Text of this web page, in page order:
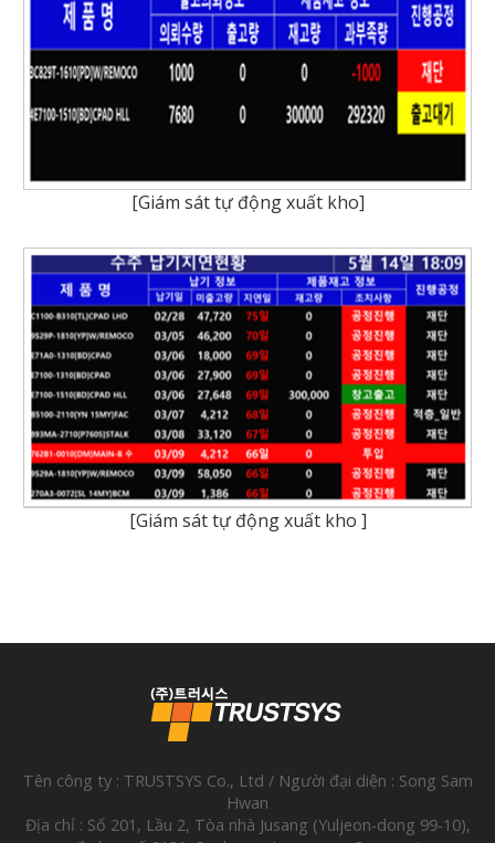
[Giám sát tự động xuất kho]
[Giám sát tự động xuất kho ]
Tên công ty : TRUSTSYS Co., Ltd / Người đại diện : Song Sam
Hwan
Địa chỉ : Số 201, Lầu 2, Tòa nhà Jusang (Yuljeon-dong 99-10),